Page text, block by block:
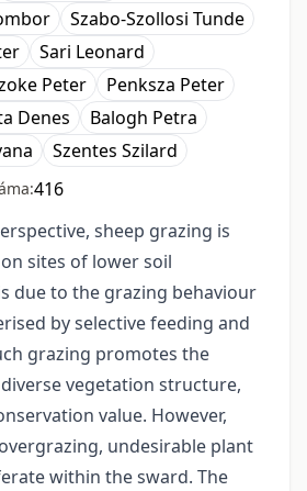
Szabo-Szollosi Tunde
Sari Leonard
Peter
Penksza Peter
Denes
Balogh Petra
Szentes Szilard
416
sheep grazing is
sites of lower soil
due to the grazing behaviour
by selective feeding and
grazing promotes the
vegetation structure,
value. However,
undesirable plant
within the sward. The